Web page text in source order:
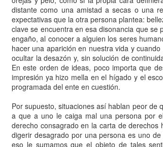
distante como una amistad a secas o una
expectativas que la otra persona plantea:
clave se encuentra en esa disonancia que
engaño, al conocer a alguien los seres
hacer una aparición en nuestra vida y
ocultar la desazón y, sin solución de
En este orden de ideas, poco importa que
impresión ya hizo mella en el hígado y el
programada del ente en cuestión.
Por supuesto, situaciones así hablan peor
a que a uno le caiga mal una persona por
derecho consagrado en la carta de
digerir desagrado por una persona es uno
eso le sumamos que el objeto de tales
gritaba “mi mamá me mima, mi mamá
para el cumpleaños de un cacorro, no le
desencadenó la observación fue una
fuck me shorts. Sonará heteronormativo,
sospechas. Y las sospechas se
Supimos que había problemas en el
vodka-tonics en el porche. Que Will
volumen tan alto que los maricas de la
agravios que le espetó a quien
tampoco problemas financieros o con
incompatibilidad de personalidades